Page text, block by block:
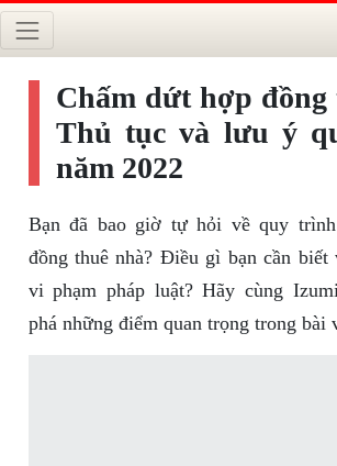
Chấm dứt hợp đồng
Thủ tục và lưu ý
năm 2022
Bạn đã bao giờ tự hỏi về quy
đồng thuê nhà? Điều gì bạn cần biết
vi phạm pháp luật? Hãy cùng
phá những điểm quan trọng trong bài